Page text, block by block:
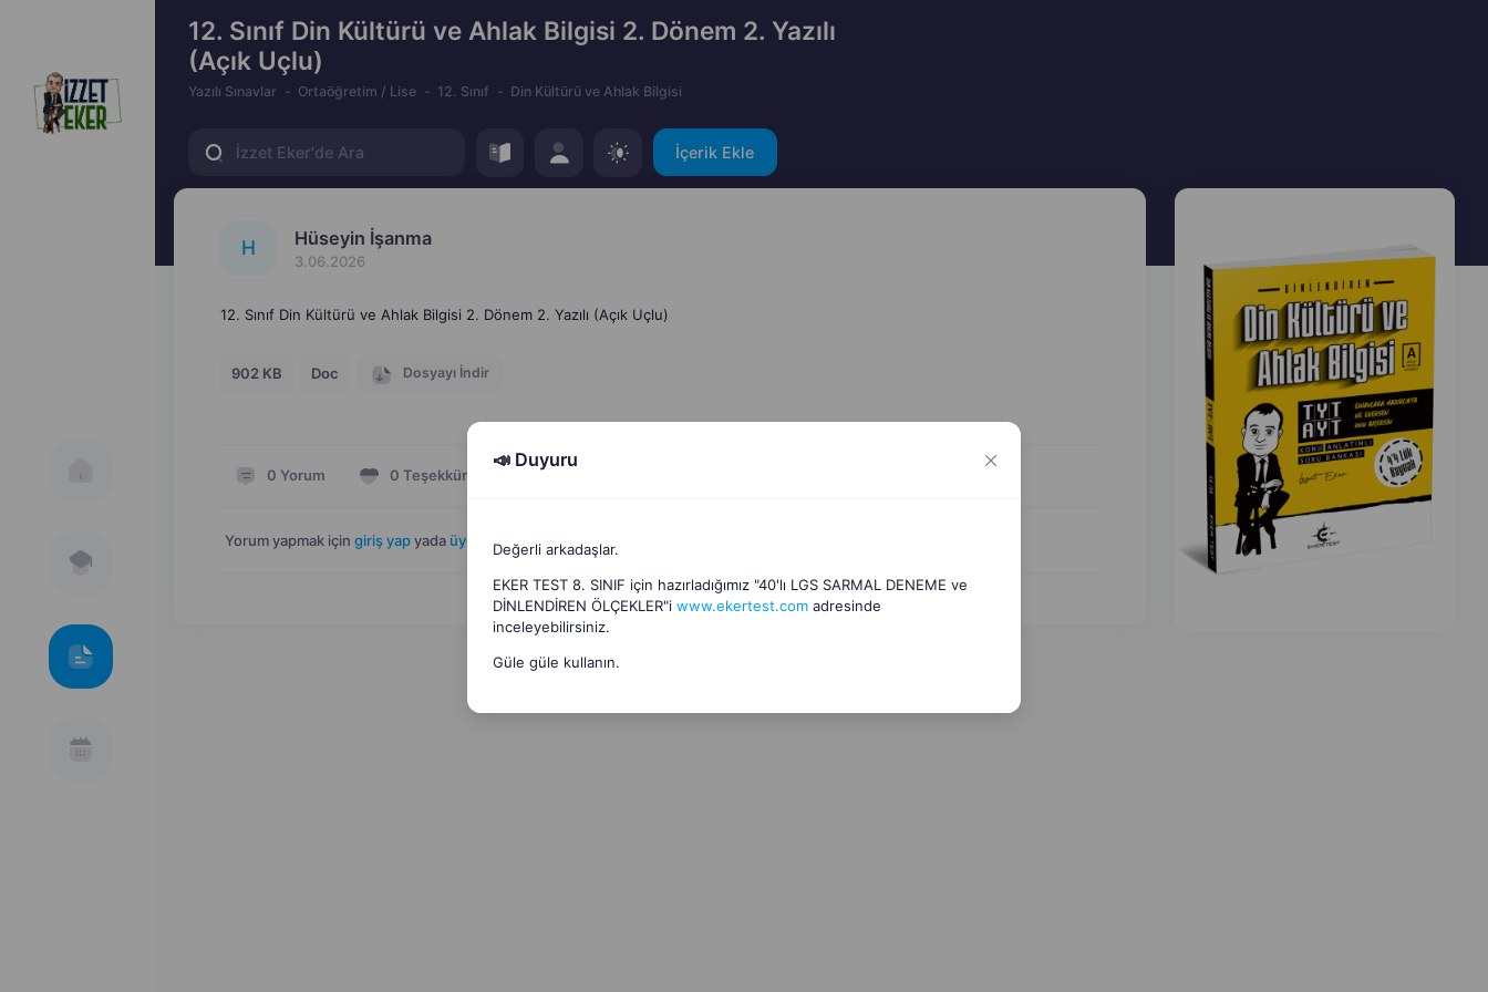
12. Sınıf Din Kültürü ve Ahlak Bilgisi 2. Dönem 2. Yazılı
(Açık Uçlu)
Yazılı Sınavlar Ortaöğretim / Lise 12. Sınıf Din Kültürü ve Ahlak Bilgisi
İçerik Ekle
H Hüseyin İşanma
3.06.2026
12. Sınıf Din Kültürü ve Ahlak Bilgisi 2. Dönem 2. Yazılı (Açık Uçlu)
902 KB Doc Dosyayı İndir
0 Yorum 0 Teşekkür Hata Bildir
Yorum yapmak için giriş yap yada üye ol .
📣 Duyuru
Değerli arkadaşlar.
EKER TEST 8. SINIF için hazırladığımız "40'lı LGS SARMAL DENEME ve
DİNLENDİREN ÖLÇEKLER"i www.ekertest.comadresinde
inceleyebilirsiniz.
Güle güle kullanın.